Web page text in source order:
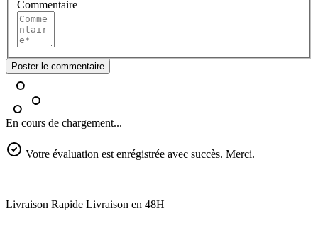
Commentaire
Poster le commentaire
En cours de chargement...
Votre évaluation est enrégistrée avec succès. Merci.
Livraison Rapide Livraison en 48H